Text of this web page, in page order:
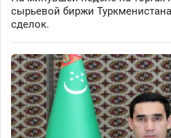
сырьевой биржи
сделок.